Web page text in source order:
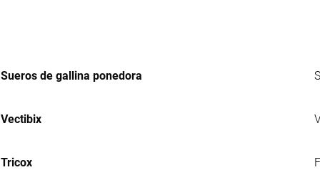
Sueros de gallina ponedora
Vectibix
Tricox